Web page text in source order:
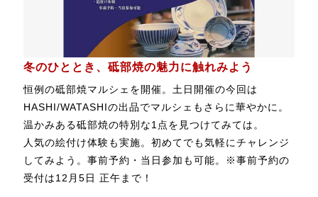
冬のひととき、砥部焼の魅力に触れみよう
恒例の砥部焼マルシェを開催。土日開催の今回は
HASHI/WATASHIの出品でマルシェもさらに華やかに。
温かみある砥部焼の特別な1点を見つけてみては。
人気の絵付け体験も実施。初めてでも気軽にチャレンジ
してみよう。事前予約・当日参加も可能。※事前予約の
受付は12月5日 正午まで！